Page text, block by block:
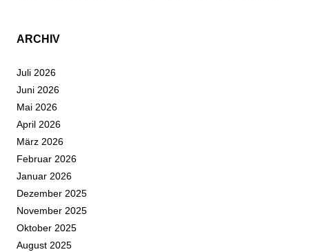
ARCHIV
Juli 2026
Juni 2026
Mai 2026
April 2026
März 2026
Februar 2026
Januar 2026
Dezember 2025
November 2025
Oktober 2025
August 2025